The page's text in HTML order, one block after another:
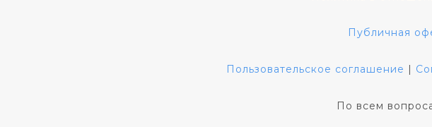
Публичная
Пользовательское соглашение |
По всем